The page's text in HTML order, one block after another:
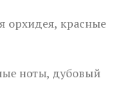
орхидея, красные
ноты, дубовый